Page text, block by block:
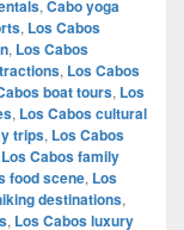
, Cabo yoga
, Los Cabos
, Los Cabos
, Los Cabos
boat tours, Los
, Los Cabos cultural
trips, Los Cabos
Los Cabos family
food scene, Los
destinations,
, Los Cabos luxury